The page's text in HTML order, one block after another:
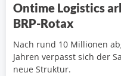
Ontime Logistics
BRP-Rotax
Nach rund 10 Millionen
Jahren verpasst sich der
neue Struktur.